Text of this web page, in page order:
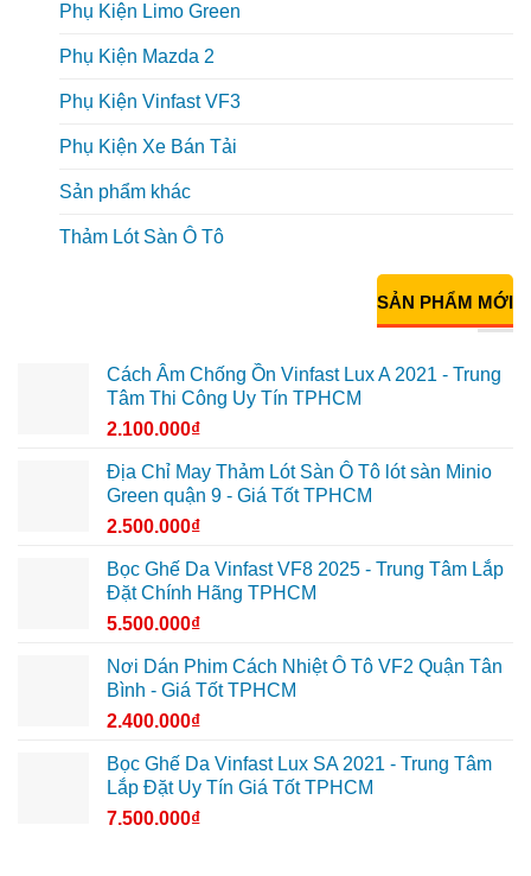
Phụ Kiện Limo Green
Phụ Kiện Mazda 2
Phụ Kiện Vinfast VF3
Phụ Kiện Xe Bán Tải
Sản phẩm khác
Thảm Lót Sàn Ô Tô
SẢN PHẨM MỚI
Cách Âm Chống Ồn Vinfast Lux A 2021 - Trung
Tâm Thi Công Uy Tín TPHCM
2.100.000₫
Địa Chỉ May Thảm Lót Sàn Ô Tô lót sàn Minio
Green quận 9 - Giá Tốt TPHCM
2.500.000₫
Bọc Ghế Da Vinfast VF8 2025 - Trung Tâm Lắp
Đặt Chính Hãng TPHCM
5.500.000₫
Nơi Dán Phim Cách Nhiệt Ô Tô VF2 Quận Tân
Bình - Giá Tốt TPHCM
2.400.000₫
Bọc Ghế Da Vinfast Lux SA 2021 - Trung Tâm
Lắp Đặt Uy Tín Giá Tốt TPHCM
7.500.000₫